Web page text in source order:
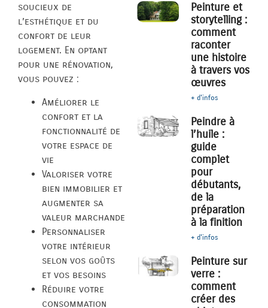
soucieux de
l’esthétique et du
confort de leur
logement. En optant
pour une rénovation,
vous pouvez :
Améliorer le
confort et la
fonctionnalité de
votre espace de
vie
Valoriser votre
bien immobilier et
augmenter sa
valeur marchande
Personnaliser
votre intérieur
selon vos goûts
et vos besoins
Réduire votre
consommation
Peinture et
storytelling :
comment
raconter
une histoire
à travers vos
œuvres
+ d'infos
Peindre à
l’huile :
guide
complet
pour
débutants,
de la
préparation
à la finition
+ d'infos
Peinture sur
verre :
comment
créer des